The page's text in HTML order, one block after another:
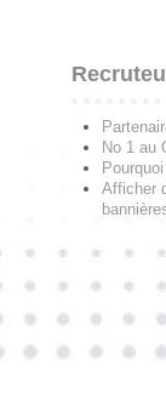
No 1 au
Afficher